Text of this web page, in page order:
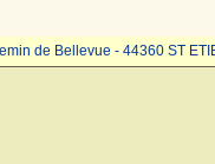
de Bellevue - 44360 ST